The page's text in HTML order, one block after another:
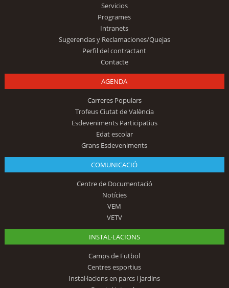
Servicios
Programes
Intranets
Sugerencias y Reclamaciones/Quejas
Perfil del contractant
Contacte
AGENDA
Carreres Populars
Trofeus Ciutat de València
Esdeveniments Participatius
Edat escolar
Grans Esdeveniments
COMUNICACIÓ
Centre de Documentació
Notícies
VEM
VETV
INSTAL·LACIONS
Camps de Futbol
Centres esportius
Instal·lacions en parcs i jardins